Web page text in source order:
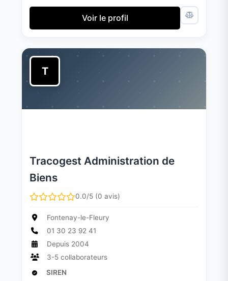
Voir le profil
T
Tracogest Administration de
Biens
0.0/5 (0 avis)
Fontenay-le-Fleury
01 30 23 92 41
Depuis 2004
3-5 collaborateurs
SIREN